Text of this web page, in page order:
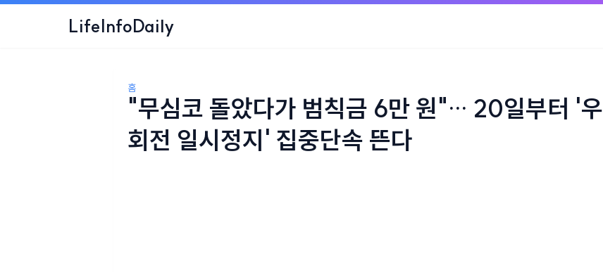
LifeInfoDaily
홈
"무심코 돌았다가 범칙금 6만 원"… 20일부터 '우
회전 일시정지' 집중단속 뜬다